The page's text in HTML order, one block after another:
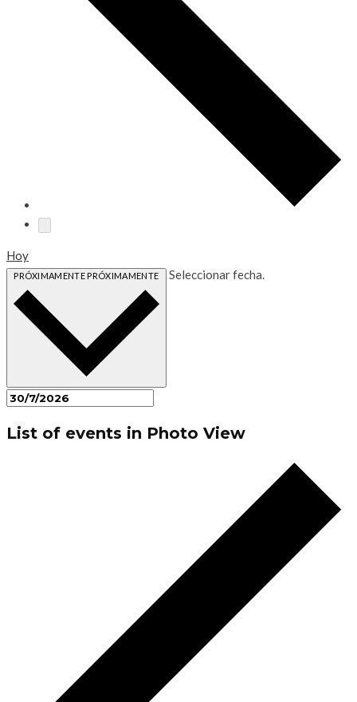
Hoy
PRÓXIMAMENTE PRÓXIMAMENTE Seleccionar fecha.
List of events in Photo View